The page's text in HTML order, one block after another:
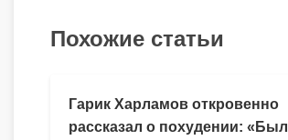
Похожие статьи
Гарик Харламов откровенно
рассказал о похудении: «Был